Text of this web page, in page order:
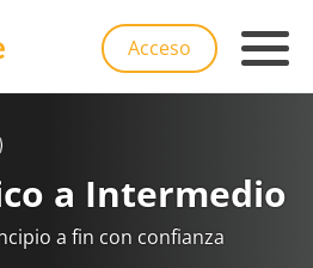
Acceso
a Intermedio
a fin con confianza